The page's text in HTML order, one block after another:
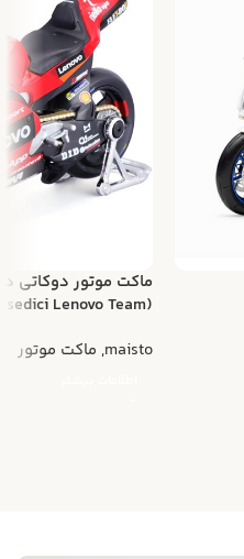
ماکت موتور دوکاتی
(Ducati Desmosedici Lenovo Team)
maisto
, ماکت موتور